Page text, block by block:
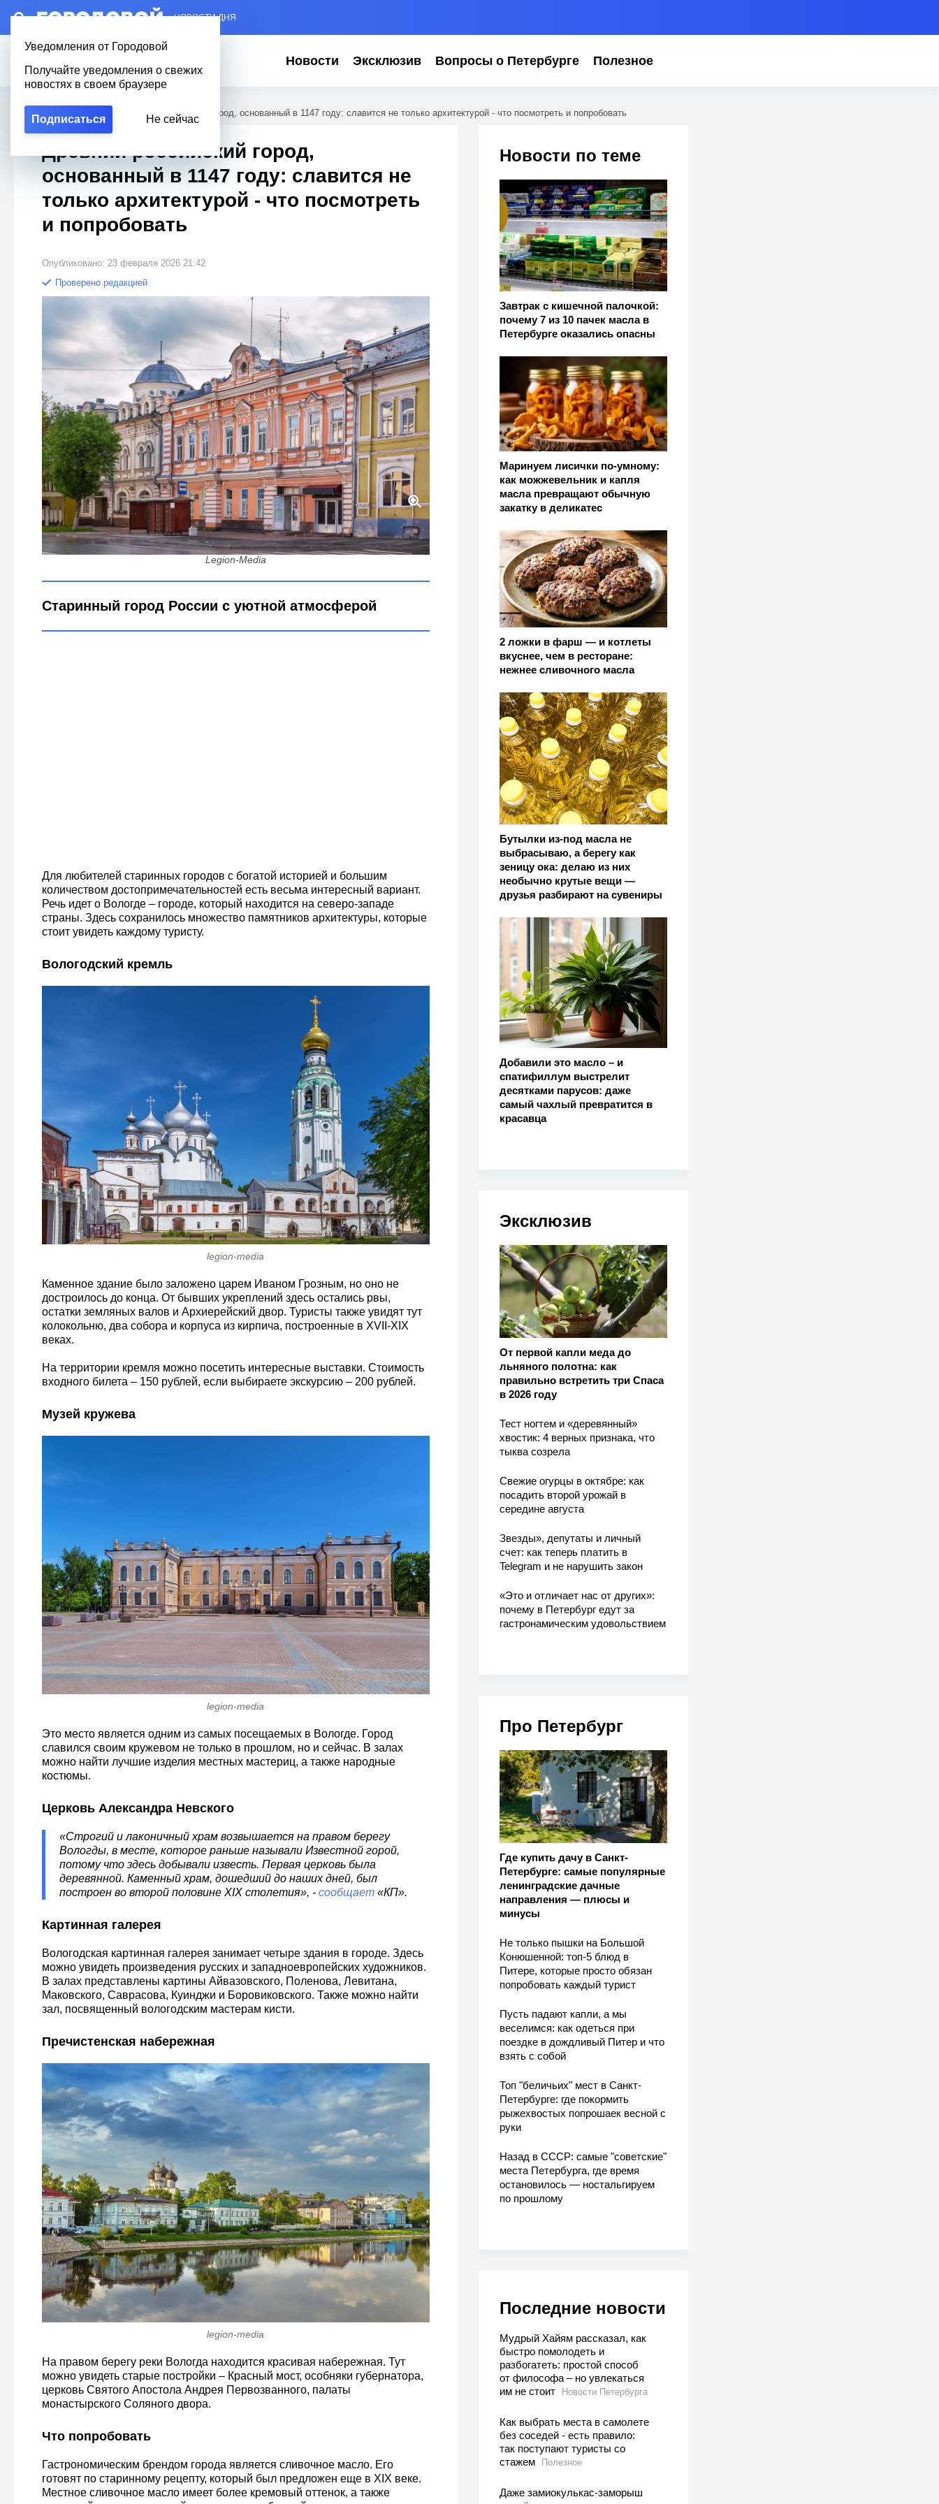
– НОВОСТИ ДНЯ
Уведомления от Городовой
Получайте уведомления о свежих
новостях в своем браузере
Подписаться Не сейчас
Новости Эксклюзив Вопросы о Петербурге Полезное
Городовой Древний российский город, основанный в 1147 году: славится не только архитектурой - что посмотреть и попробовать
Новости по теме
Завтрак с кишечной палочкой:
почему 7 из 10 пачек масла в
Петербурге оказались опасны
Маринуем лисички по-умному:
как можжевельник и капля
масла превращают обычную
закатку в деликатес
2 ложки в фарш — и котлеты
вкуснее, чем в ресторане:
нежнее сливочного масла
Бутылки из-под масла не
выбрасываю, а берегу как
зеницу ока: делаю из них
необычно крутые вещи —
друзья разбирают на сувениры
Добавили это масло – и
спатифиллум выстрелит
десятками парусов: даже
самый чахлый превратится в
красавца
Эксклюзив
От первой капли меда до
льняного полотна: как
правильно встретить три Спаса
в 2026 году
Тест ногтем и «деревянный»
хвостик: 4 верных признака, что
тыква созрела
Свежие огурцы в октябре: как
посадить второй урожай в
середине августа
Звезды», депутаты и личный
счет: как теперь платить в
Telegram и не нарушить закон
«Это и отличает нас от других»:
почему в Петербург едут за
гастронамическим удовольствием
Про Петербург
Где купить дачу в Санкт-
Петербурге: самые популярные
ленинградские дачные
направления — плюсы и
минусы
Не только пышки на Большой
Конюшенной: топ-5 блюд в
Питере, которые просто обязан
попробовать каждый турист
Пусть падают капли, а мы
веселимся: как одеться при
поездке в дождливый Питер и что
взять с собой
Топ "беличьих" мест в Санкт-
Петербурге: где покормить
рыжехвостых попрошаек весной с
руки
Назад в СССР: самые "советские"
места Петербурга, где время
остановилось — ностальгируем
по прошлому
Последние новости
Мудрый Хайям рассказал, как
быстро помолодеть и
разбогатеть: простой способ
от философа – но увлекаться
им не стоит
Новости Петербурга
Как выбрать места в самолете
без соседей - есть правило:
так поступают туристы со
стажем
Полезное
Даже замиокулькас-заморыш
Древний российский город,
основанный в 1147 году: славится не
только архитектурой - что посмотреть
и попробовать
Опубликовано: 23 февраля 2026 21:42
Проверено редакцией
Древний российский город, основанный в 1147 году: славится не только
архитектурой - что посмотреть и попробовать
Legion-Media
Старинный город России с уютной атмосферой
Для любителей старинных городов с богатой историей и большим
количеством достопримечательностей есть весьма интересный вариант.
Речь идет о Вологде – городе, который находится на северо-западе
страны. Здесь сохранилось множество памятников архитектуры, которые
стоит увидеть каждому туристу.
Вологодский кремль
legion-media
Каменное здание было заложено царем Иваном Грозным, но оно не
достроилось до конца. От бывших укреплений здесь остались рвы,
остатки земляных валов и Архиерейский двор. Туристы также увидят тут
колокольню, два собора и корпуса из кирпича, построенные в XVII-XIX
веках.
На территории кремля можно посетить интересные выставки. Стоимость
входного билета – 150 рублей, если выбираете экскурсию – 200 рублей.
Музей кружева
legion-media
Это место является одним из самых посещаемых в Вологде. Город
славился своим кружевом не только в прошлом, но и сейчас. В залах
можно найти лучшие изделия местных мастериц, а также народные
костюмы.
Церковь Александра Невского
«Строгий и лаконичный храм возвышается на правом берегу
Вологды, в месте, которое раньше называли Известной горой,
потому что здесь добывали известь. Первая церковь была
деревянной. Каменный храм, дошедший до наших дней, был
построен во второй половине XIX столетия», - сообщает «КП».
Картинная галерея
Вологодская картинная галерея занимает четыре здания в городе. Здесь
можно увидеть произведения русских и западноевропейских художников.
В залах представлены картины Айвазовского, Поленова, Левитана,
Маковского, Саврасова, Куинджи и Боровиковского. Также можно найти
зал, посвященный вологодским мастерам кисти.
Пречистенская набережная
legion-media
На правом берегу реки Вологда находится красивая набережная. Тут
можно увидеть старые постройки – Красный мост, особняки губернатора,
церковь Святого Апостола Андрея Первозванного, палаты
монастырского Соляного двора.
Что попробовать
Гастрономическим брендом города является сливочное масло. Его
готовят по старинному рецепту, который был предложен еще в XIX веке.
Местное сливочное масло имеет более кремовый оттенок, а также